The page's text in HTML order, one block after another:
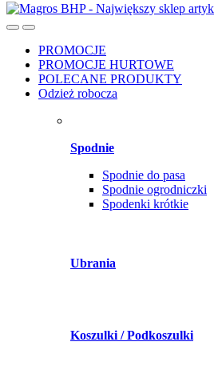
PROMOCJE
PROMOCJE HURTOWE
POLECANE PRODUKTY
Odzież robocza
Spodnie
Spodnie do pasa
Spodnie ogrodniczki
Spodenki krótkie
Ubrania
Koszulki / Podkoszulki